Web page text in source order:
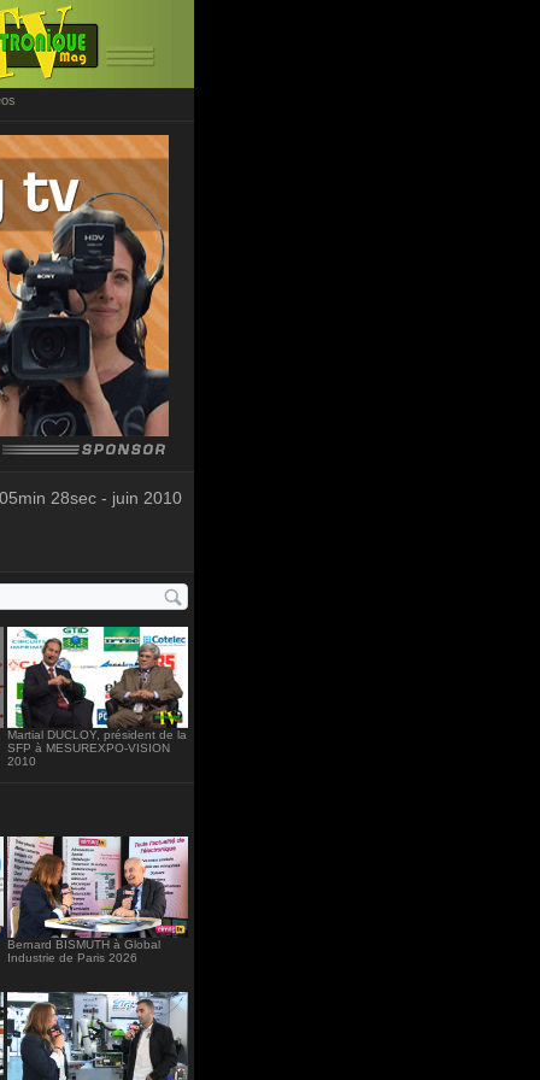
05min 28sec - juin 2010
Martial DUCLOY, président de la
SFP à MESUREXPO-VISION
2010
Bernard BISMUTH à Global
Industrie de Paris 2026